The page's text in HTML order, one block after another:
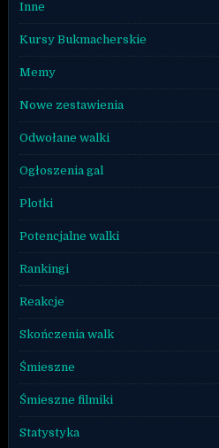
Inne
Kursy Bukmacherskie
Memy
Nowe zestawienia
Odwołane walki
Ogłoszenia gal
Plotki
Potencjalne walki
Rankingi
Reakcje
Skończenia walk
Śmieszne
Śmieszne filmiki
Statystyka